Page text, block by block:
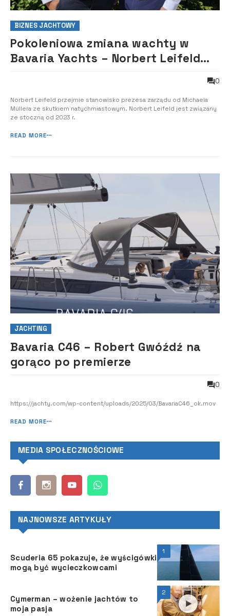
BIZNES JACHTOWY
Pokoleniowa zmiana wachty w
Bavaria Yachts – Norbert Leifeld
0
Norbert Leifeld przejmie stanowisko prezesa zarządu od Michaela
Müllera ze skutkiem natychmiastowym. Norbert Leifeld jest związany
ze stoczną od 2023 r.
READ MORE
JACHTING
Bavaria C46 – Robert Gwóźdź na
gorąco po premierze
0
https://jachty.com/wp-content/uploads/2025/03/BavariaC46_ok.mov
READ MORE
MEDIA SPOŁECZNOŚCIOWE
NAJNOWSZE ARTYKUŁY
1
Scuderia 65 pokazuje, że wyścigówki
mogą być wycieczkowcami
2
Cymerman – wożenie jachtów to
moja pasja